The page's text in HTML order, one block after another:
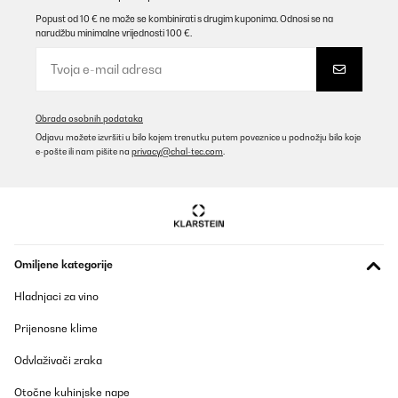
abdecken.Anders als manche Rezensenten zuvor erhielt ich
perfekte Ware ohne Fehler. Die Heizkörper finde ich auch optisch
sehr gelungen.Nachtrag: Benutze die Heizkörper jetzt dauerhaft.
Sie bringen ausreichende Leistung für den Raum (Deckenmontage
notwendigen Fernbedienung: Wenn die Batterien getauscht sind,
anschalten (1x Piepton, rote LED leuchtet). An Fernbedienung -
und + gleichzeitig drücken, diese dabei in unmittelbarer Nähe zum
Kästchen halten. Wenn nun das grüne Lämpchen zusätzlich
leuchtet und ein Doppelpiepton ertönt, hat es geklappt. Hat
weiterer kleiner Minuspunkt: die Thermostate in den
Fernbedienungen schalten zwar, aber messen die Temperatur
falsch (bei mir werden locker 5 Gead weniger angezeigt als
vermindertes Target begegnen. Dn wenn es 21 Grad werden
sollen, kann man16 als Zielwert eingeben.Aber aufgepasst: Die
Wenn 24/24 aktiv, wirds teuer) wenn die Zieltemperatur nicht
Zieltemperatur ausreichend tief angeben.
Amazon-Benutzer
Prevedi
Popust od 10 € ne može se kombinirati s drugim kuponima. Odnosi se na
narudžbu minimalne vrijednosti 100 €.
Obrada osobnih podataka
Odjavu možete izvršiti u bilo kojem trenutku putem poveznice u podnožju bilo koje
e-pošte ili nam pišite na privacy@chal-tec.com
Omiljene kategorije
Hladnjaci za vino
Prijenosne klime
Odvlaživači zraka
Otočne kuhinjske nape